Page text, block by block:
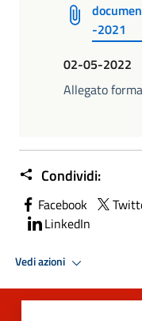
-2021
02-05-2022
Allegato
Condividi:
Facebook
LinkedIn
Vedi azioni